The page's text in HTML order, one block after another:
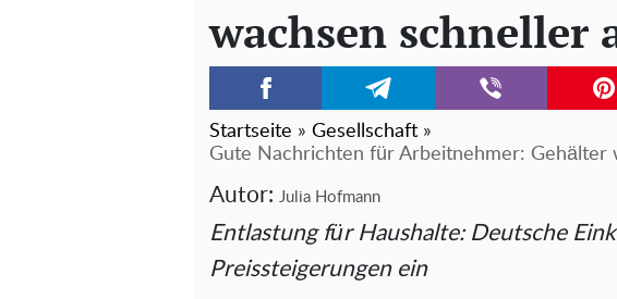
wachsen schneller
Startseite » Gesellschaft »
Gute Nachrichten für Arbeitnehmer: Gehälter
Autor: Julia Hofmann
Entlastung für Haushalte: Deutsche
Preissteigerungen ein